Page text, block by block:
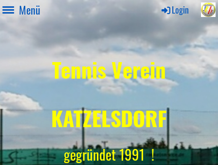
Menü Login
Tennis Verein
KATZELSDORF
gegründet 1991 !